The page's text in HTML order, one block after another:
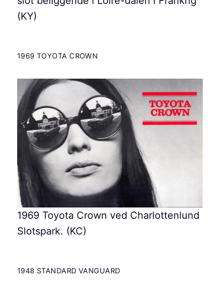
(KY)
1969 TOYOTA CROWN
1969 Toyota Crown ved Charlottenlund
Slotspark. (KC)
1948 STANDARD VANGUARD